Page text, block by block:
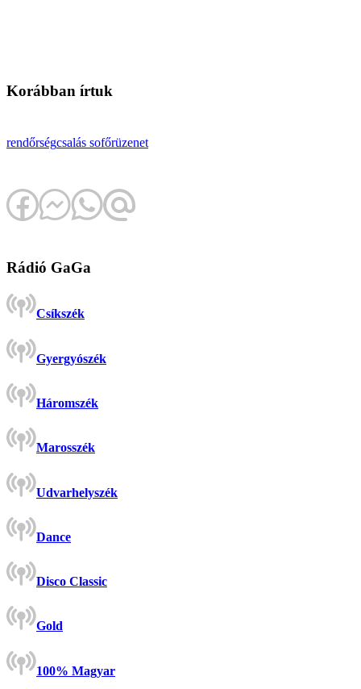
Korábban írtuk
rendőrségcsalás sofőrüzenet
Rádió GaGa
Csíkszék
Gyergyószék
Háromszék
Marosszék
Udvarhelyszék
Dance
Disco Classic
Gold
100% Magyar